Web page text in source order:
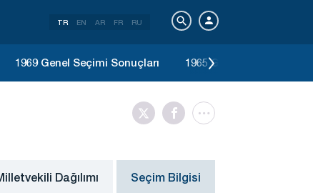
TR EN AR FR RU
1969 Genel Seçimi Sonuçları 1965 Genel Seçimi
Dağılımı Seçim Bilgisi